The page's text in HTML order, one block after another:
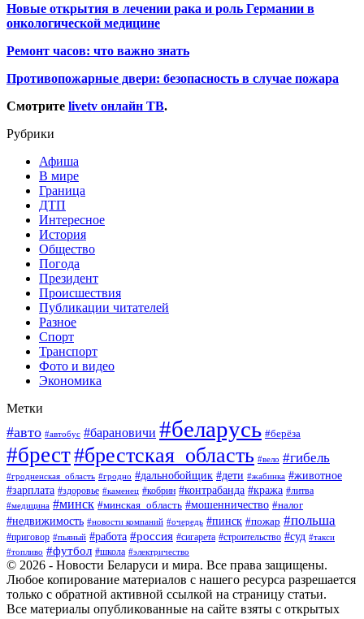
Новые открытия в лечении рака и роль Германии в
онкологической медицине
Ремонт часов: что важно знать
Противопожарные двери: безопасность в случае пожара
Смотрите livetv онлайн ТВ.
Рубрики
Афиша
В мире
Граница
ДТП
Интересное
История
Общество
Погода
Президент
Происшествия
Публикации читателей
Разное
Спорт
Транспорт
Фото и видео
Экономика
Метки
#авто #автобус #барановичи #беларусь #берёза
#брест#брестская_область #вело #гибель
#гродненская_область #гродно #дальнобойщик #дети #жабинка #животное
#зарплата #здоровье #каменец #кобрин #контрабанда #кража #литва
#медицина #минск #минская_область #мошенничество #налог
#недвижимость #новости компаний #очередь #пинск #пожар #польша
#приговор #пьяный #работа #россия #сигарета #строительство #суд #такси
#топливо #футбол #школа #электричество
© 2026 - Новости Беларуси и мира. Все права защищены.
Любое копирование материалов с нашего ресурса разрешается
только с обратной активной ссылкой на страницу статьи.
Все материалы опубликованные на сайте взяты с открытых